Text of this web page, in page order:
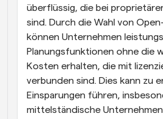
überflüssig, die bei
sind. Durch die Wahl von
können Unternehmen
Planungsfunktionen ohne die
Kosten erhalten, die mit
verbunden sind. Dies kann zu
Einsparungen führen,
mittelständische